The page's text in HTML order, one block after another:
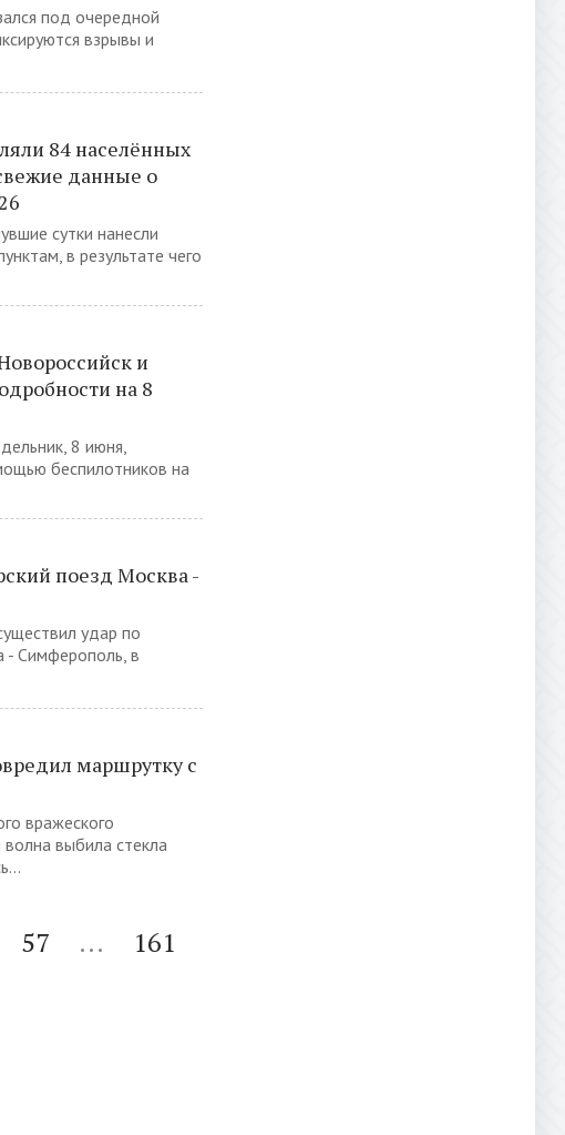
под очередной
взрывы и
84 населённых
данные о
сутки нанесли
в результате чего
и
на 8
8 июня,
беспилотников на
поезд Москва -
удар по
- Симферополь, в
маршрутку с
вражеского
волна выбила стекла
57 ... 161